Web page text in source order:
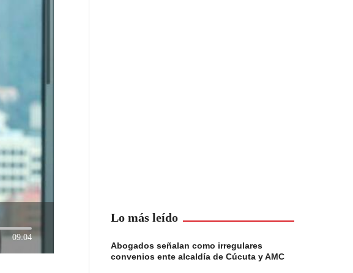
09:04
Lo más leído
Abogados señalan como irregulares
convenios ente alcaldía de Cúcuta y AMC